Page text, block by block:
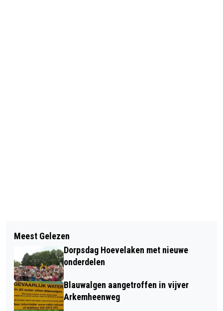
KIPPENVLEUGELS WINNEN
STRAATVOETBALTOERNOOI
BUDDY TO BUDDY NIJKERK START
VIERDE RONDE MET DINER
Meest Gelezen
Dorpsdag Hoevelaken met nieuwe
onderdelen
Blauwalgen aangetroffen in vijver
Arkemheenweg